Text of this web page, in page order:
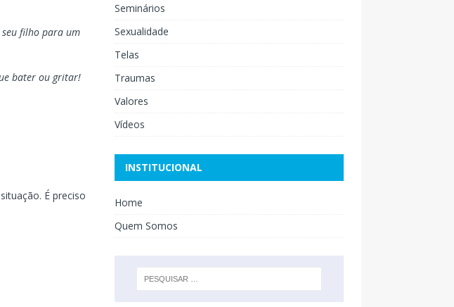
filho para um
bater ou gritar!
É preciso
Seminários
Sexualidade
Telas
Traumas
Valores
Vídeos
INSTITUCIONAL
Home
Quem Somos